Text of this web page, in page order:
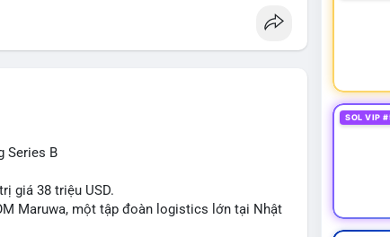
được di chuyển trong một giao dịch duy nhất
sở hữu lượng tài sản lớn. Động thái này có
mục đầu tư, hoặc chuẩn bị thanh khoản
ví lạnh, tín hiệu tích lũy dài hạn sẽ củng cố
kháng cự tâm lý khiến hành vi này càng
khi giá bứt phá hoặc điều chỉnh mạnh.
từ địa chỉ này. Tránh hành động theo cảm
trước khi đưa ra quyết định vào lệnh, đồng
ro trong bối cảnh thanh khoản mỏng.
Series B
giá 38 triệu USD.
Maruwa, một tập đoàn logistics lớn tại Nhật
SOL VIP